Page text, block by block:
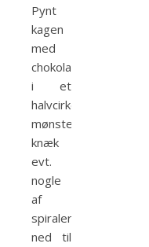
Pynt
kagen
med
chokoladespiraler
i et
halvcirkellignende
mønster,
knæk
evt.
nogle
af
spiralerne
ned til